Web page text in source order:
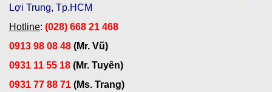
Lợi Trung, Tp.HCM
Hotline: (028) 668 21 468
0913 98 08 48 (Mr. Vũ)
0931 11 55 18 (Mr. Tuyên)
0931 77 88 71 (Ms. Trang)